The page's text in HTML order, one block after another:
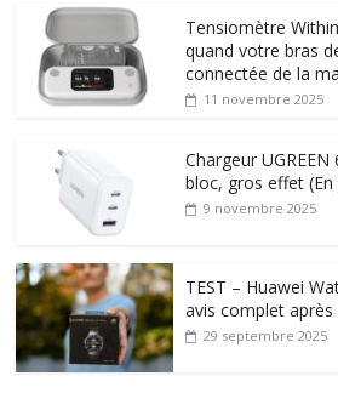
Tensiomètre
quand votre bras
connectée de la
11 novembre 2025
Chargeur
bloc, gros effet
9 novembre 2025
TEST – Huawei
avis complet après
29 septembre 2025